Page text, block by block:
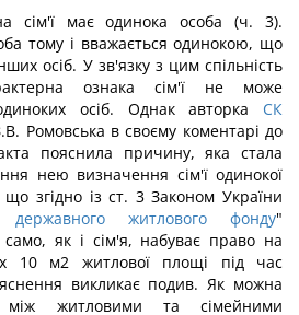
сім'ї має одинока особа (ч. 3).
тому і вважається одинокою, що
осіб. У зв'язку з цим спільність
ознака сім'ї не може
осіб. Однак авторка СК
Ромовська в своєму коментарі до
пояснила причину, яка стала
нею визначення сім'ї одинокої
згідно із ст. 3 Законом України
житлового фонду"
як і сім'я, набуває право на
10 м2 житлової площі під час
викликає подив. Як можна
між житловими та сімейними